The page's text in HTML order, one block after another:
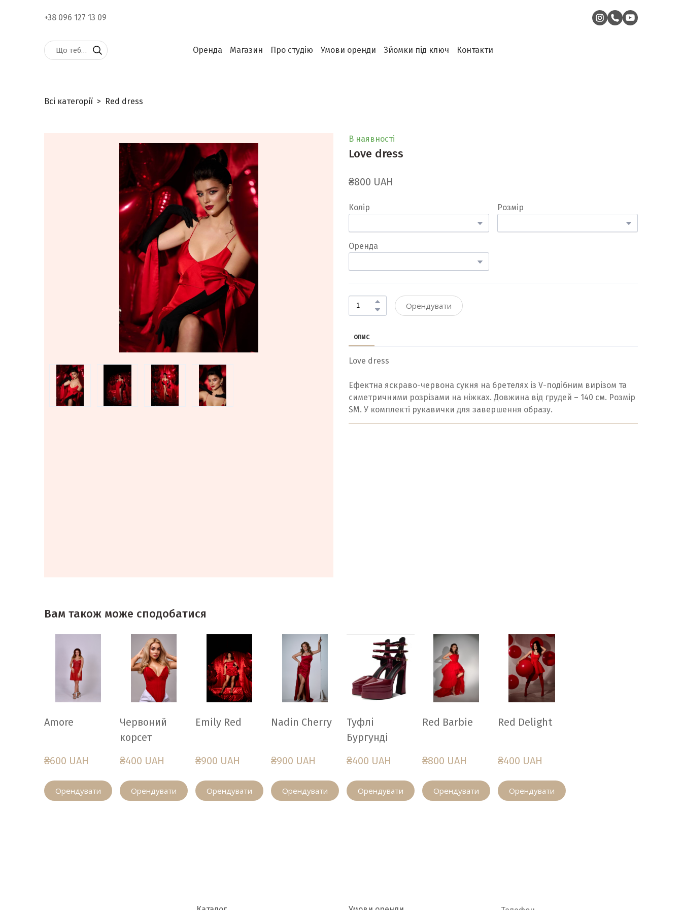
+38 096 127 13 09
Оренда Магазин Про студію Умови оренди Зйомки під ключ Контакти
Всі категорії Red dress
В наявності
Love dress
₴800 UAH
Колір Розмір
Оренда
Орендувати
ОПИС
Love dress
Ефектна яскраво-червона сукня на бретелях із V-подібним вирізом та
симетричними розрізами на ніжках. Довжина від грудей – 140 см. Розмір
SM. У комплекті рукавички для завершення образу.
Вам також може сподобатися
Amore
₴600 UAH
Орендувати
Червоний
корсет
₴400 UAH
Орендувати
Emily Red
₴900 UAH
Орендувати
Nadin Cherry
₴900 UAH
Орендувати
Туфлі
Бургунді
₴400 UAH
Орендувати
Red Barbie
₴800 UAH
Орендувати
Red Delight
₴400 UAH
Орендувати